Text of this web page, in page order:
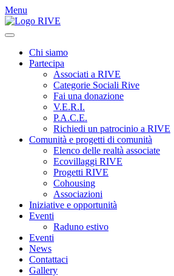
Menu
Chi siamo
Partecipa
Associati a RIVE
Categorie Sociali Rive
Fai una donazione
V.E.R.I.
P.A.C.E.
Richiedi un patrocinio a RIVE
Comunità e progetti di comunità
Elenco delle realtà associate
Ecovillaggi RIVE
Progetti RIVE
Cohousing
Associazioni
Iniziative e opportunità
Eventi
Raduno estivo
Eventi
News
Contattaci
Gallery